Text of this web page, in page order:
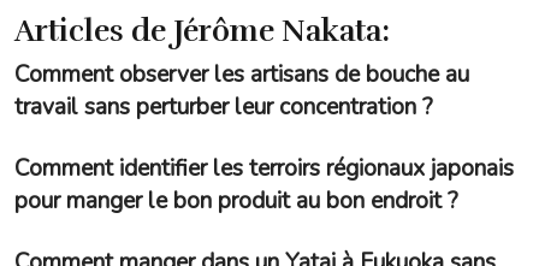
Articles de Jérôme Nakata:
Comment observer les artisans de bouche au
travail sans perturber leur concentration ?
Comment identifier les terroirs régionaux japonais
pour manger le bon produit au bon endroit ?